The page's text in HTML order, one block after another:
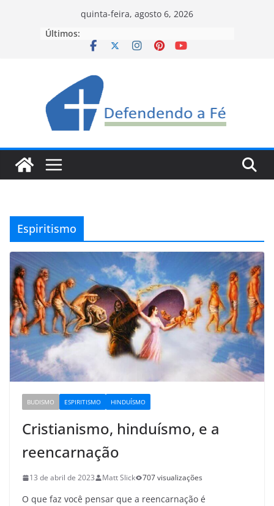
quinta-feira, agosto 6, 2026
Últimos:
Espiritismo
BUDISMO ESPIRITISMO HINDUÍSMO
Cristianismo, hinduísmo, e a
reencarnação
13 de abril de 2023 Matt Slick 707 visualizações
O que faz você pensar que a reencarnação é